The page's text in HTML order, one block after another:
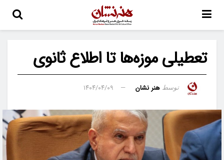
تعطیلی موزه‌ها تا اطلاع ثانوی
توسط هنر نشان ۱۴۰۴/۰۴/۰۹